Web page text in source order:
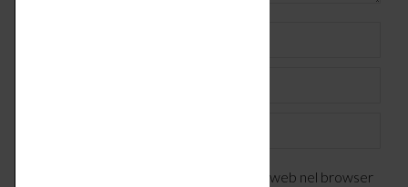
Salva il mio nome, indirizzo email e sito web nel browser